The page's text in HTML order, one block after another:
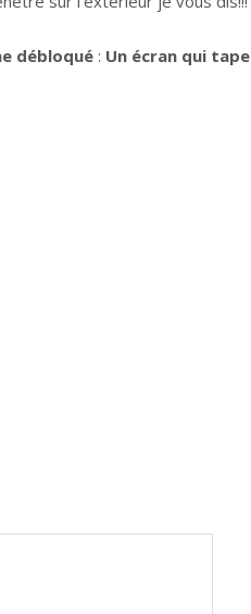
débloqué : Un écran qui tape